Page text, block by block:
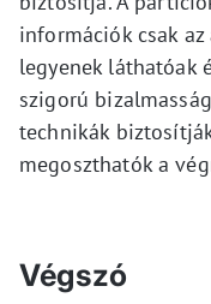
információk csak
legyenek láthatóak
szigorú
technikák
megoszthatók a
Végszó